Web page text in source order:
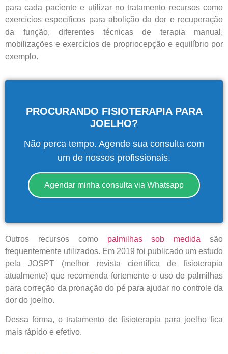
para cada paciente e utilizar no tratamento recursos como
exercícios específicos para abolição da dor e recuperação
da função, diferentes técnicas de terapia manual,
mobilizações e exercícios de propriocepção e equilíbrio por
exemplo.
PROCURANDO FISIOTERAPIA PARA
JOELHO?
Não perca tempo. Agende sua consulta com
um de nossos profissionais.
Agendar minha consulta via Whatsapp
Outros recursos como palmilhas sob medida são
frequentemente utilizados. Em 2019 foi publicado um estudo
pela JOSPT (melhor revista científica de fisioterapia
atualmente) que recomenda fortemente o uso de palmilhas
para correção da pronação do pé para ajudar no controle da
dor do joelho.
Dessa forma, o tratamento de fisioterapia para joelho fica
mais rápido e efetivo.
Central de
atendimento
Antes de iniciar o seu tratamento, iremos fazer uma
Demais Localidades:
0800 494 8888